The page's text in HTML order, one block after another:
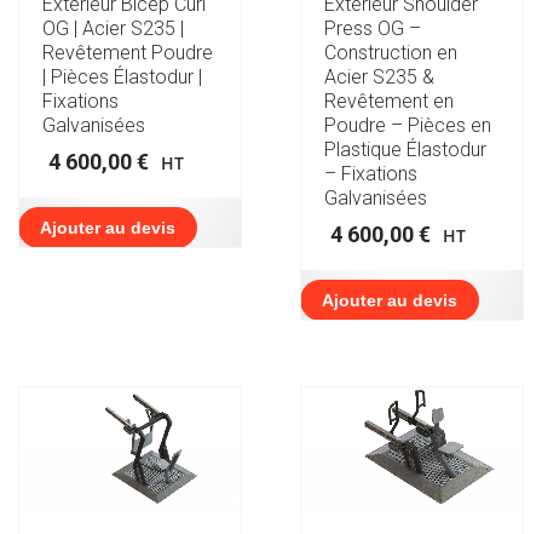
OG | Acier S235 |
Revêtement Poudre
| Pièces Élastodur |
Fixations
Galvanisées
4 600,00€ HT
Ajouter au devis
Press OG –
Construction en
Acier S235 &
Revêtement en
Poudre – Pièces en
Plastique Élastodur
– Fixations
Galvanisées
4 600,00€ HT
Ajouter au devis